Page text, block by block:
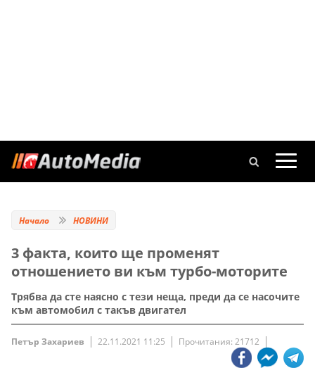
Начало НОВИНИ
3 факта, които ще променят
отношението ви към турбо-моторите
Трябва да сте наясно с тези неща, преди да се насочите
към автомобил с такъв двигател
Петър Захариев 22.11.2021 11:25 Прочитания: 21712